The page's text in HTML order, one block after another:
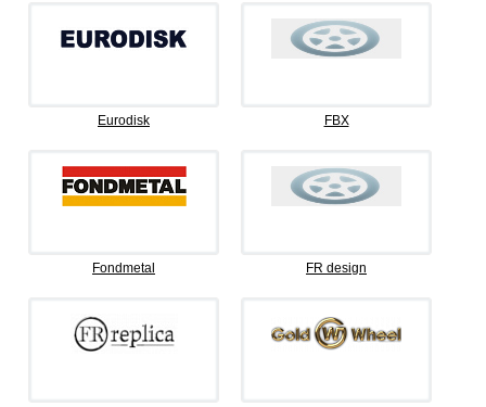
Eurodisk FBX
Fondmetal FR design